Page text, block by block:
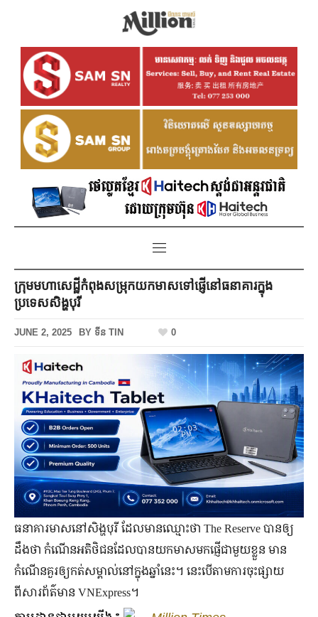
ក្រុមមហាសេដ្ឋីកំពុងសម្រុកយកមាសទៅផ្ញើនៅធនាគារក្នុង
ប្រទេសសិង្ហបុរី
JUNE 2, 2025 BY ទីន TIN 0
ធនាគារមាសនៅសិង្ហបុរី ដែលមានឈ្មោះថា The Reserve បានឲ្យ
ដឹងថា កំណើនអតិថិជនដែលបានយកមាសមកផ្ញើជាមួយខ្លួន មាន
កំណើនគួរឲ្យកត់សម្គាល់នៅក្នុងឆ្នាំនេះ។ នេះបើតាមការចុះផ្សាយ
ពីសារព័ត៌មាន VNExpress។